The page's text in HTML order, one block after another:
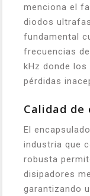
menciona el
diodos
fundamental
frecuencias
kHz donde
pérdidas
Calidad de
El
industria que
robusta
disipadores
garantizando